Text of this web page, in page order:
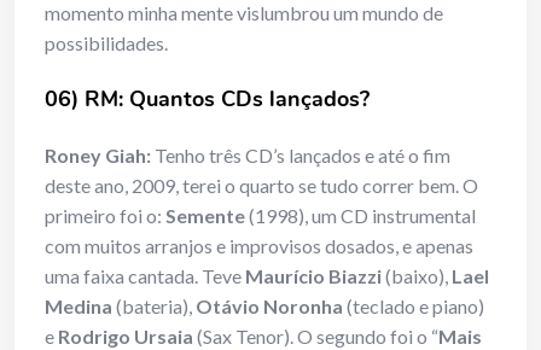
momento minha mente vislumbrou um mundo de
possibilidades.
06) RM: Quantos CDs lançados?
Roney Giah: Tenho três CD’s lançados e até o fim
deste ano, 2009, terei o quarto se tudo correr bem. O
primeiro foi o: Semente(1998), um CD instrumental
com muitos arranjos e improvisos dosados, e apenas
uma faixa cantada. Teve Maurício Biazzi(baixo), Lael
Medina (bateria), Otávio Noronha (teclado e piano)
e Rodrigo Ursaia (Sax Tenor). O segundo foi o “Mais